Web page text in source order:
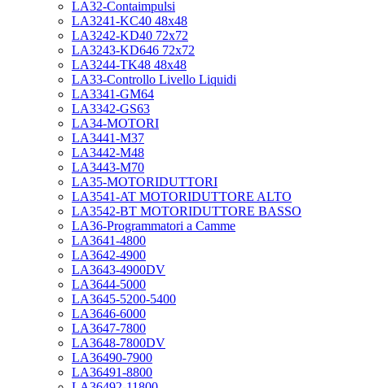
LA32-Contaimpulsi
LA3241-KC40 48x48
LA3242-KD40 72x72
LA3243-KD646 72x72
LA3244-TK48 48x48
LA33-Controllo Livello Liquidi
LA3341-GM64
LA3342-GS63
LA34-MOTORI
LA3441-M37
LA3442-M48
LA3443-M70
LA35-MOTORIDUTTORI
LA3541-AT MOTORIDUTTORE ALTO
LA3542-BT MOTORIDUTTORE BASSO
LA36-Programmatori a Camme
LA3641-4800
LA3642-4900
LA3643-4900DV
LA3644-5000
LA3645-5200-5400
LA3646-6000
LA3647-7800
LA3648-7800DV
LA36490-7900
LA36491-8800